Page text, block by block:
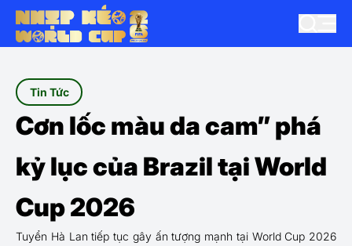
Tin Tức
Cơn lốc màu da cam” phá
kỷ lục của Brazil tại World
Cup 2026
Tuyển Hà Lan tiếp tục gây ấn tượng mạnh tại World Cup 2026